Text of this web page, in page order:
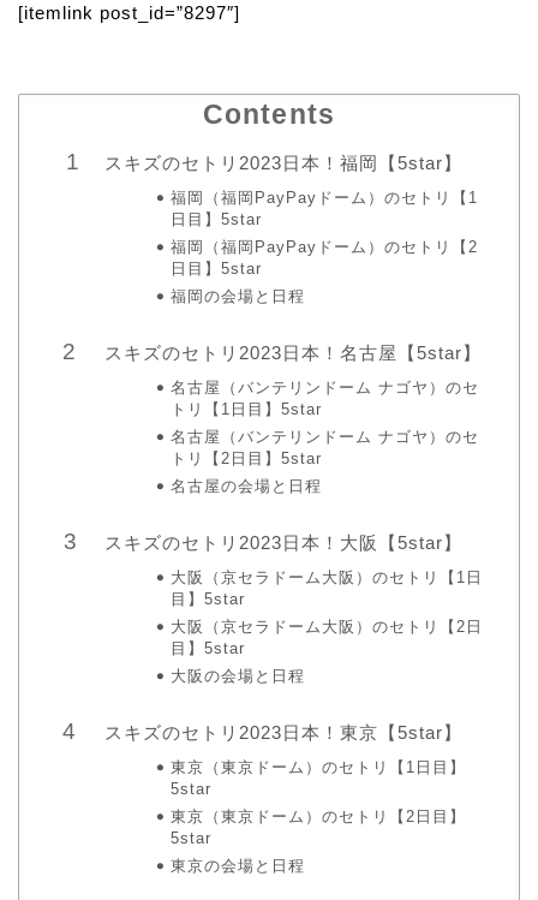
[itemlink post_id=”8297″]
Contents
スキズのセトリ2023日本！福岡【5star】
福岡（福岡PayPayドーム）のセトリ【1
日目】5star
福岡（福岡PayPayドーム）のセトリ【2
日目】5star
福岡の会場と日程
スキズのセトリ2023日本！名古屋【5star】
名古屋（バンテリンドーム ナゴヤ）のセ
トリ【1日目】5star
名古屋（バンテリンドーム ナゴヤ）のセ
トリ【2日目】5star
名古屋の会場と日程
スキズのセトリ2023日本！大阪【5star】
大阪（京セラドーム大阪）のセトリ【1日
目】5star
大阪（京セラドーム大阪）のセトリ【2日
目】5star
大阪の会場と日程
スキズのセトリ2023日本！東京【5star】
東京（東京ドーム）のセトリ【1日目】
5star
東京（東京ドーム）のセトリ【2日目】
5star
東京の会場と日程